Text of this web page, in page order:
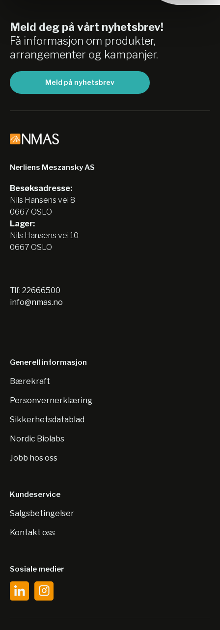
Meld deg på vårt nyhetsbrev!
Få informasjon om produkter,
arrangementer og kampanjer.
Meld på nyhetsbrev
Nerliens Meszansky AS
Besøksadresse:
Nils Hansens vei 8
0667 OSLO
Lager:
Nils Hansens vei 10
0667 OSLO
Tlf: 22666500
info@nmas.no
Generell informasjon
Bærekraft
Personvernerklæring
Sikkerhetsdatablad
Nordic Biolabs
Jobb hos oss
Kundeservice
Salgsbetingelser
Kontakt oss
Sosiale medier